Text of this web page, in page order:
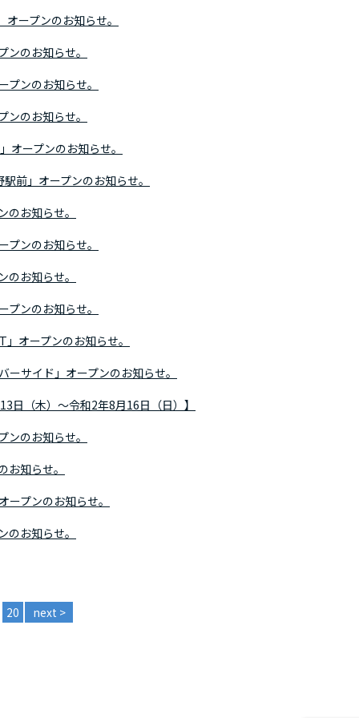
ープンのお知らせ。
のお知らせ。
ンのお知らせ。
のお知らせ。
オープンのお知らせ。
前」オープンのお知らせ。
お知らせ。
ンのお知らせ。
お知らせ。
ンのお知らせ。
オープンのお知らせ。
サイド」オープンのお知らせ。
日（木）～令和2年8月16日（日）】
のお知らせ。
知らせ。
プンのお知らせ。
お知らせ。
20 next >